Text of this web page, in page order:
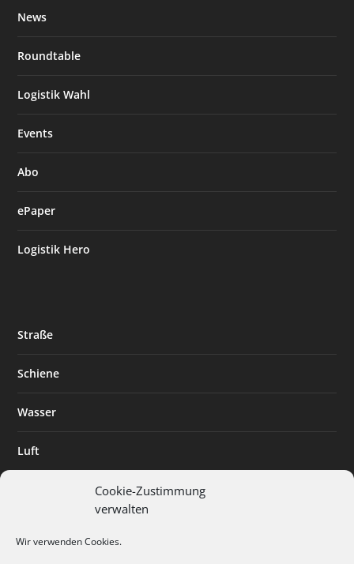
Cookie-Zustimmung
verwalten
Wir verwenden Cookies.
News
Roundtable
Logistik Wahl
Events
Abo
ePaper
Logistik Hero
Straße
Schiene
Wasser
Luft